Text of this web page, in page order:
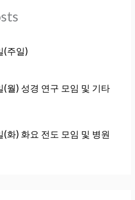
(주일)
월) 성경 연구 모임 및 기타
화) 화요 전도 모임 및 병원